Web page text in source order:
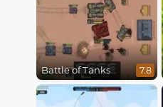
Battle of Tanks 7.8